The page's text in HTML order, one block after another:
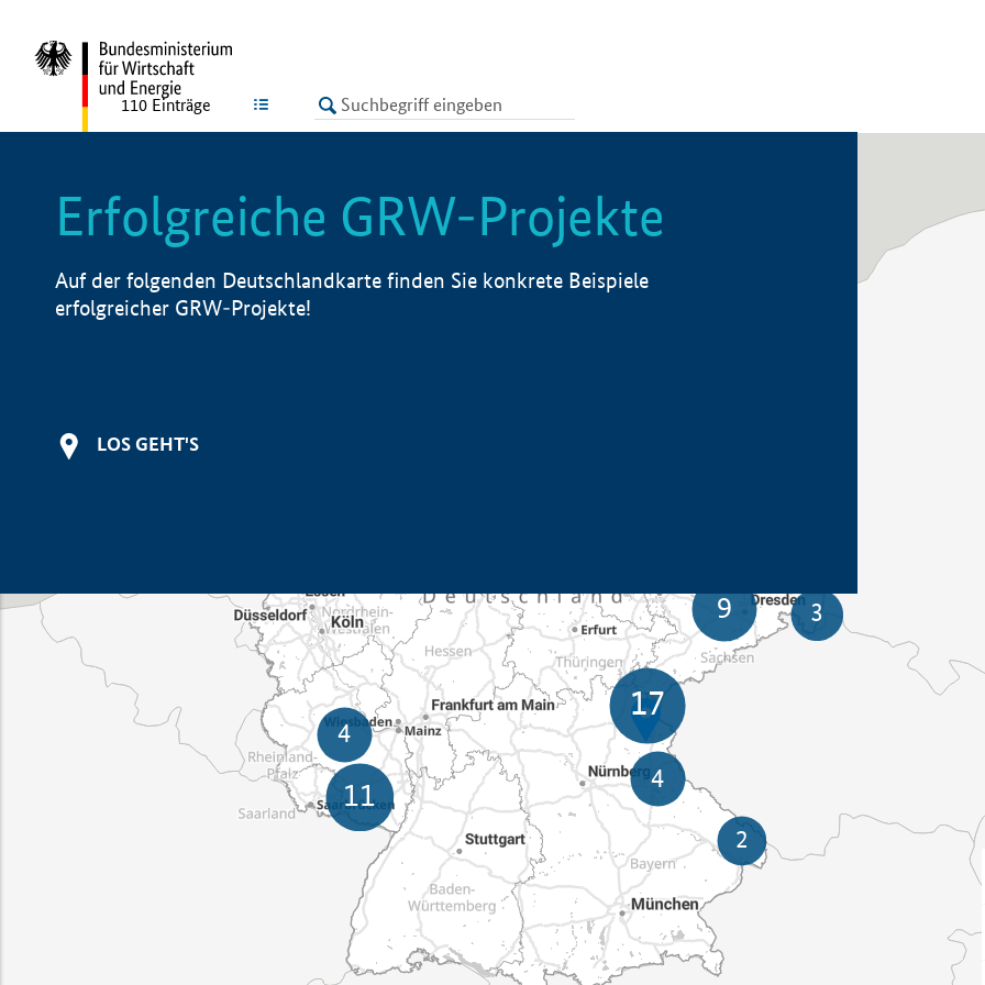
LISTE
110 Einträge
Erfolgreiche GRW-Projekte
Auf der folgenden Deutschlandkarte finden Sie konkrete Beispiele
erfolgreicher GRW-Projekte!
LOS GEHT'S